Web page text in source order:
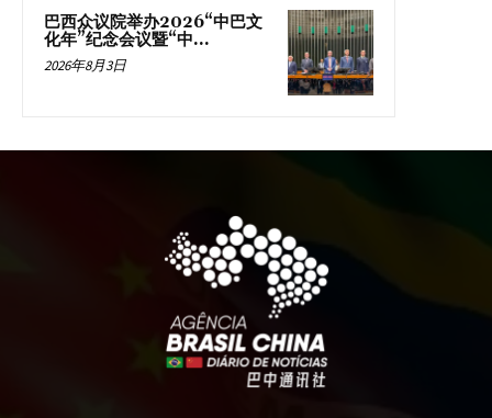
巴西众议院举办2026“中巴文
化年”纪念会议暨“中...
2026年8月3日